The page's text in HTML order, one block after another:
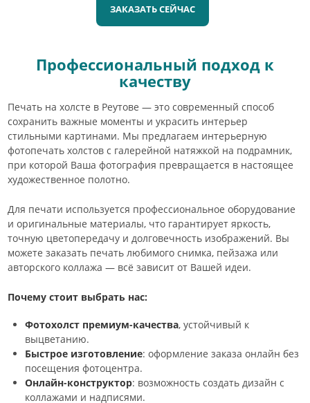
ЗАКАЗАТЬ СЕЙЧАС
Профессиональный подход к
качеству
Печать на холсте в Реутове — это современный способ
сохранить важные моменты и украсить интерьер
стильными картинами. Мы предлагаем интерьерную
фотопечать холстов с галерейной натяжкой на подрамник,
при которой Ваша фотография превращается в настоящее
художественное полотно.
Для печати используется профессиональное оборудование
и оригинальные материалы, что гарантирует яркость,
точную цветопередачу и долговечность изображений. Вы
можете заказать печать любимого снимка, пейзажа или
авторского коллажа — всё зависит от Вашей идеи.
Почему стоит выбрать нас:
Фотохолст премиум-качества, устойчивый к
выцветанию.
Быстрое изготовление: оформление заказа онлайн без
посещения фотоцентра.
Онлайн-конструктор: возможность создать дизайн с
коллажами и надписями.